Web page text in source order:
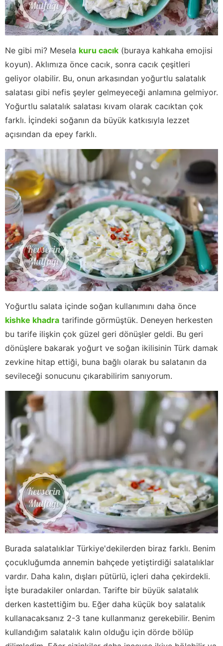
Ne gibi mi? Mesela kuru cacık (buraya kahkaha emojisi
koyun). Aklımıza önce cacık, sonra cacık çeşitleri
geliyor olabilir. Bu, onun arkasından yoğurtlu salatalık
salatası gibi nefis şeyler gelmeyeceği anlamına gelmiyor.
Yoğurtlu salatalık salatası kıvam olarak cacıktan çok
farklı. İçindeki soğanın da büyük katkısıyla lezzet
açısından da epey farklı.
Yoğurtlu salata içinde soğan kullanımını daha önce
kishke khadra tarifinde görmüştük. Deneyen herkesten
bu tarife ilişkin çok güzel geri dönüşler geldi. Bu geri
dönüşlere bakarak yoğurt ve soğan ikilisinin Türk damak
zevkine hitap ettiği, buna bağlı olarak bu salatanın da
sevileceği sonucunu çıkarabilirim sanıyorum.
Burada salatalıklar Türkiye'dekilerden biraz farklı. Benim
çocukluğumda annemin bahçede yetiştirdiği salatalıklar
vardır. Daha kalın, dışları pütürlü, içleri daha çekirdekli.
İşte buradakiler onlardan. Tarifte bir büyük salatalık
derken kastettiğim bu. Eğer daha küçük boy salatalık
kullanacaksanız 2-3 tane kullanmanız gerekebilir. Benim
kullandığım salatalık kalın olduğu için dörde bölüp